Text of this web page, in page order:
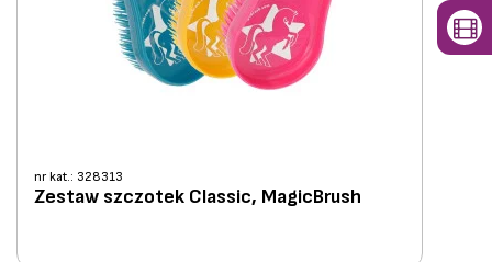
nr kat.: 328313
Zestaw szczotek Classic, MagicBrush